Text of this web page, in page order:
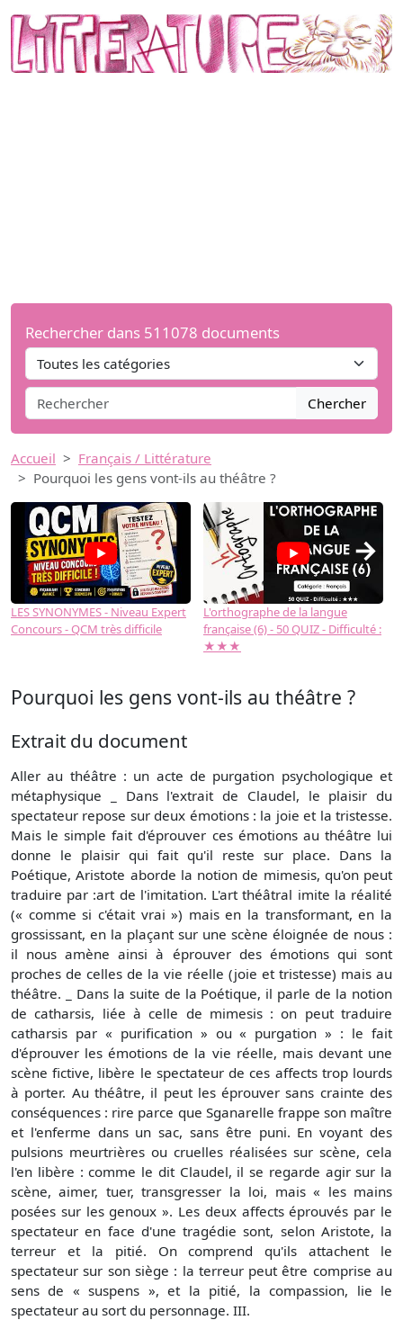
Rechercher dans 511078 documents
Chercher
Accueil
Français / Littérature
Pourquoi les gens vont-ils au théâtre ?
LES SYNONYMES - Niveau Expert
Concours - QCM très difficile
L'orthographe de la langue
française (6) - 50 QUIZ - Difficulté :
★★★
→
Pourquoi les gens vont-ils au théâtre ?
Extrait du document
Aller au théâtre : un acte de purgation psychologique et
métaphysique _ Dans l'extrait de Claudel, le plaisir du
spectateur repose sur deux émotions : la joie et la tristesse.
Mais le simple fait d'éprouver ces émotions au théâtre lui
donne le plaisir qui fait qu'il reste sur place. Dans la
Poétique, Aristote aborde la notion de mimesis, qu'on peut
traduire par :art de l'imitation. L'art théâtral imite la réalité
(« comme si c'était vrai ») mais en la transformant, en la
grossissant, en la plaçant sur une scène éloignée de nous :
il nous amène ainsi à éprouver des émotions qui sont
proches de celles de la vie réelle (joie et tristesse) mais au
théâtre. _ Dans la suite de la Poétique, il parle de la notion
de catharsis, liée à celle de mimesis : on peut traduire
catharsis par « purification » ou « purgation » : le fait
d'éprouver les émotions de la vie réelle, mais devant une
scène fictive, libère le spectateur de ces affects trop lourds
à porter. Au théâtre, il peut les éprouver sans crainte des
conséquences : rire parce que Sganarelle frappe son maître
et l'enferme dans un sac, sans être puni. En voyant des
pulsions meurtrières ou cruelles réalisées sur scène, cela
l'en libère : comme le dit Claudel, il se regarde agir sur la
scène, aimer, tuer, transgresser la loi, mais « les mains
posées sur les genoux ». Les deux affects éprouvés par le
spectateur en face d'une tragédie sont, selon Aristote, la
terreur et la pitié. On comprend qu'ils attachent le
spectateur sur son siège : la terreur peut être comprise au
sens de « suspens », et la pitié, la compassion, lie le
spectateur au sort du personnage. III.